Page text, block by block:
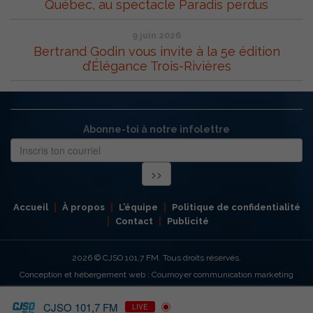
Québec, au spectacle Paradis perdus
9 juin 2026
Bertrand Godin vous invite à la 5e édition
d’Élégance Trois-Rivières
Abonne-toi à notre infolettre
Accueil À propos L’équipe
Politique de confidentialité
Contact
Publicité
2026 © CJSO 101,7 FM. Tous droits réservés.
Conception et hébergement web : Cournoyer communication marketing
CJSO 101,7 FM LIVE